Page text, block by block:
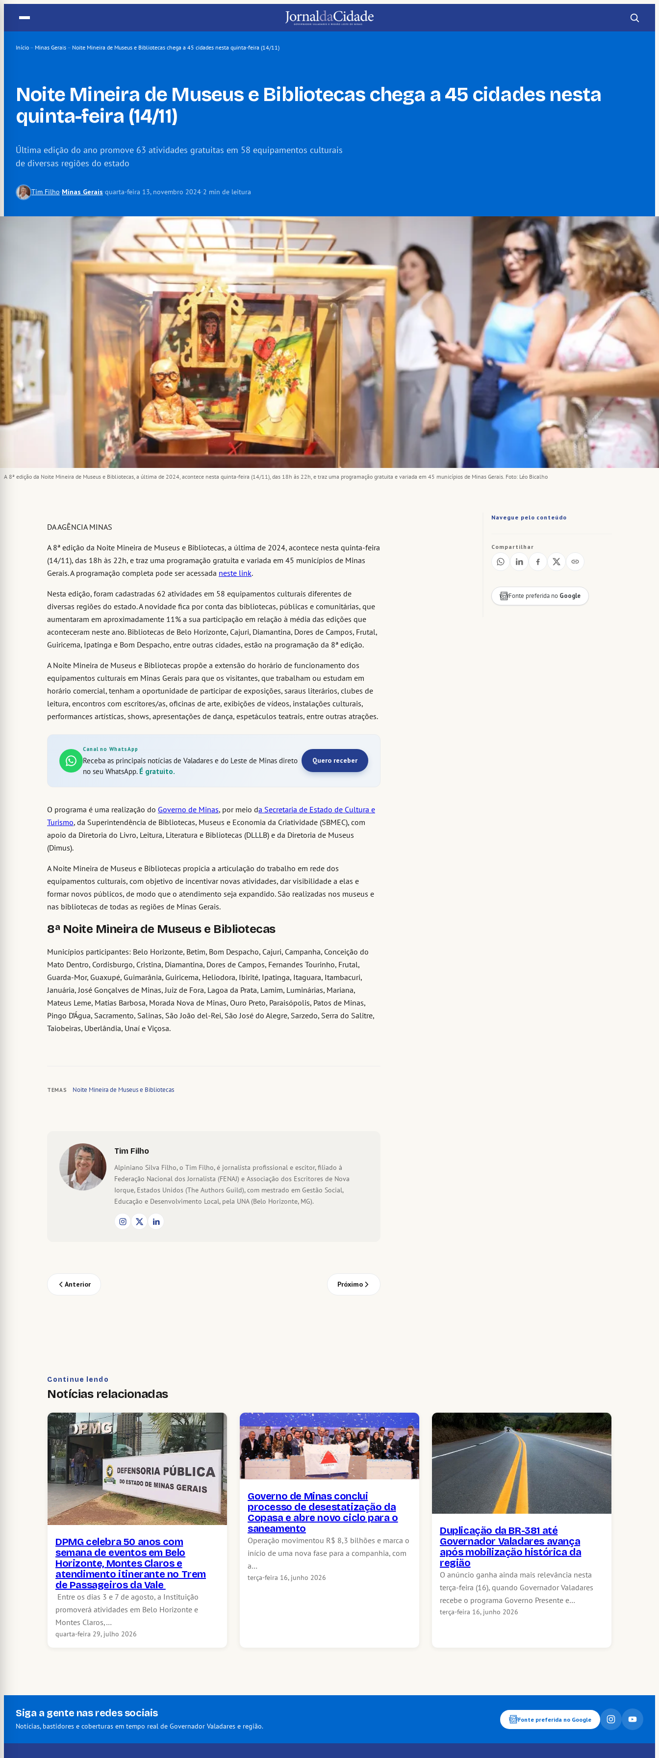
conteúdo
Início – Minas Gerais – Noite Mineira de Museus e Bibliotecas chega a 45 cidades nesta quinta-feira (14/11)
Noite Mineira de Museus e Bibliotecas chega a 45 cidades nesta
quinta-feira (14/11)
Última edição do ano promove 63 atividades gratuitas em 58 equipamentos culturais
de diversas regiões do estado
Tim Filho·Minas Gerais·quarta-feira 13, novembro 2024·2 min de leitura
A 8ª edição da Noite Mineira de Museus e Bibliotecas, a última de 2024, acontece nesta quinta-feira (14/11), das 18h às 22h, e traz uma programação gratuita e variada em 45 municípios de Minas Gerais. Foto: Léo Bicalho
Navegue pelo conteúdo
Compartilhar
Fonte preferida no Google
DA AGÊNCIA MINAS
A 8ª edição da Noite Mineira de Museus e Bibliotecas, a última de 2024, acontece nesta quinta-feira
(14/11), das 18h às 22h, e traz uma programação gratuita e variada em 45 municípios de Minas
Gerais. A programação completa pode ser acessada neste link.
Nesta edição, foram cadastradas 62 atividades em 58 equipamentos culturais diferentes de
diversas regiões do estado. A novidade fica por conta das bibliotecas, públicas e comunitárias, que
aumentaram em aproximadamente 11% a sua participação em relação à média das edições que
aconteceram neste ano. Bibliotecas de Belo Horizonte, Cajuri, Diamantina, Dores de Campos, Frutal,
Guiricema, Ipatinga e Bom Despacho, entre outras cidades, estão na programação da 8ª edição.
A Noite Mineira de Museus e Bibliotecas propõe a extensão do horário de funcionamento dos
equipamentos culturais em Minas Gerais para que os visitantes, que trabalham ou estudam em
horário comercial, tenham a oportunidade de participar de exposições, saraus literários, clubes de
leitura, encontros com escritores/as, oficinas de arte, exibições de vídeos, instalações culturais,
performances artísticas, shows, apresentações de dança, espetáculos teatrais, entre outras atrações.
Canal no WhatsApp
Receba as principais notícias de Valadares e do Leste de Minas direto
no seu WhatsApp. É gratuito.
Quero receber
O programa é uma realização do Governo de Minas, por meio da Secretaria de Estado de Cultura e
Turismo, da Superintendência de Bibliotecas, Museus e Economia da Criatividade (SBMEC), com
apoio da Diretoria do Livro, Leitura, Literatura e Bibliotecas (DLLLB) e da Diretoria de Museus
(Dimus).
A Noite Mineira de Museus e Bibliotecas propicia a articulação do trabalho em rede dos
equipamentos culturais, com objetivo de incentivar novas atividades, dar visibilidade a elas e
formar novos públicos, de modo que o atendimento seja expandido. São realizadas nos museus e
nas bibliotecas de todas as regiões de Minas Gerais.
8ª Noite Mineira de Museus e Bibliotecas
Municípios participantes: Belo Horizonte, Betim, Bom Despacho, Cajuri, Campanha, Conceição do
Mato Dentro, Cordisburgo, Cristina, Diamantina, Dores de Campos, Fernandes Tourinho, Frutal,
Guarda-Mor, Guaxupé, Guimarânia, Guiricema, Heliodora, Ibirité, Ipatinga, Itaguara, Itambacuri,
Januária, José Gonçalves de Minas, Juiz de Fora, Lagoa da Prata, Lamim, Luminárias, Mariana,
Mateus Leme, Matias Barbosa, Morada Nova de Minas, Ouro Preto, Paraisópolis, Patos de Minas,
Pingo D’Água, Sacramento, Salinas, São João del-Rei, São José do Alegre, Sarzedo, Serra do Salitre,
Taiobeiras, Uberlândia, Unaí e Viçosa.
TEMAS Noite Mineira de Museus e Bibliotecas
Tim Filho
Alpiniano Silva Filho, o Tim Filho, é jornalista profissional e escitor, filiado à
Federação Nacional dos Jornalista (FENAJ) e Associação dos Escritores de Nova
Iorque, Estados Unidos (The Authors Guild), com mestrado em Gestão Social,
Educação e Desenvolvimento Local, pela UNA (Belo Horizonte, MG).
Anterior Próximo
Continue lendo
Notícias relacionadas
DPMG celebra 50 anos com
semana de eventos em Belo
Horizonte, Montes Claros e
atendimento itinerante no Trem
de Passageiros da Vale
Entre os dias 3 e 7 de agosto, a Instituição
promoverá atividades em Belo Horizonte e
Montes Claros,…
quarta-feira 29, julho 2026
Governo de Minas conclui
processo de desestatização da
Copasa e abre novo ciclo para o
saneamento
Operação movimentou R$ 8,3 bilhões e marca o
início de uma nova fase para a companhia, com
a…
terça-feira 16, junho 2026
Duplicação da BR-381 até
Governador Valadares avança
após mobilização histórica da
região
O anúncio ganha ainda mais relevância nesta
terça-feira (16), quando Governador Valadares
recebe o programa Governo Presente e…
terça-feira 16, junho 2026
Siga a gente nas redes sociais
Notícias, bastidores e coberturas em tempo real de Governador Valadares e região.
Fonte preferida no Google